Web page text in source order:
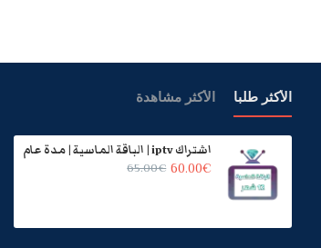
الأكثر طلبا الأكثر مشاهدة
اشتراك iptv | الباقة الماسية | مدة عام
60.00€
65.00€